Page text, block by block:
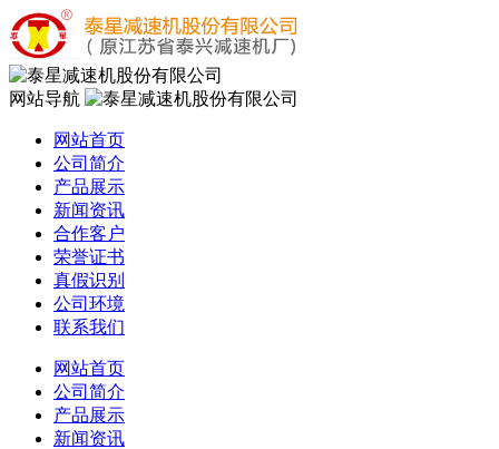
网站导航
网站首页
公司简介
产品展示
新闻资讯
合作客户
荣誉证书
真假识别
公司环境
联系我们
网站首页
公司简介
产品展示
新闻资讯